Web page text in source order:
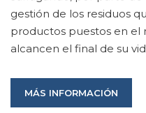
gestión de los residuos
productos puestos en el
alcancen el final de su
MÁS INFORMACIÓN